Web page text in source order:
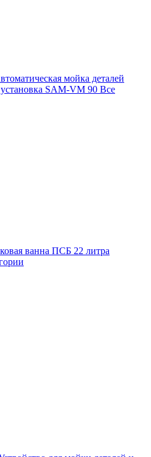
мойка деталей
SAM-VM 90 Все
ванна ПСБ 22 литра